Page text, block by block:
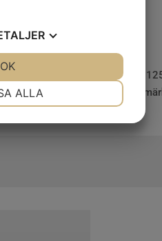
Polifan Pferd Konisk
Obligatoriska fält är
ALLA
OK